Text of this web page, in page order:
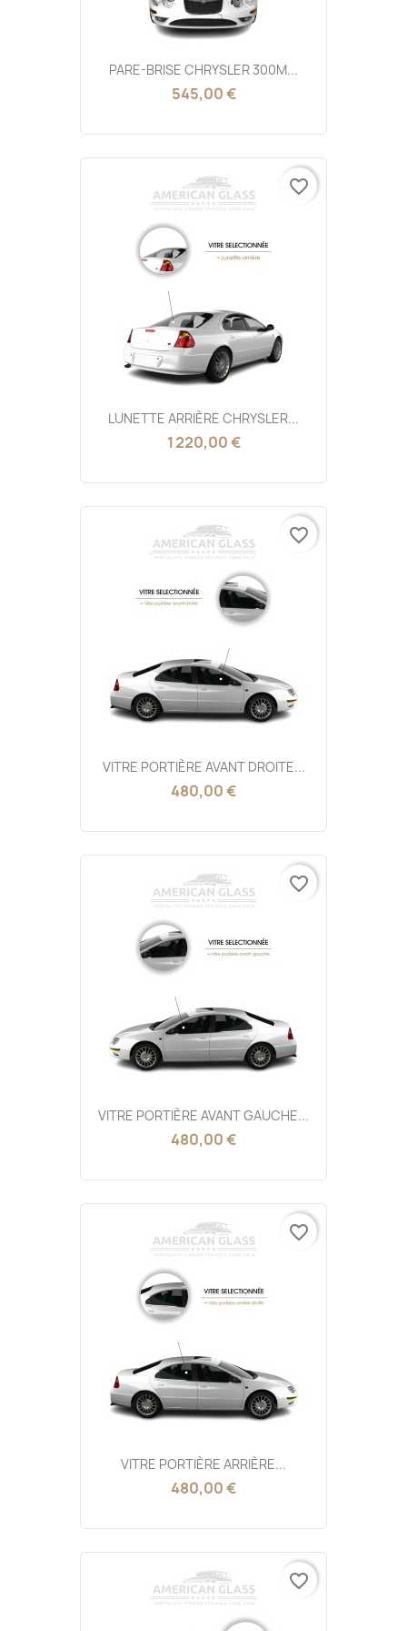
PARE-BRISE CHRYSLER 300M...
545,00 €
LUNETTE ARRIÈRE CHRYSLER...
1 220,00 €
favorite_border
VITRE PORTIÈRE AVANT DROITE...
480,00 €
favorite_border
VITRE PORTIÈRE AVANT GAUCHE...
480,00 €
favorite_border
VITRE PORTIÈRE ARRIÈRE...
480,00 €
favorite_border
favorite_border